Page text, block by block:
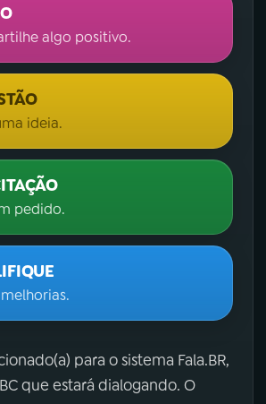
algo positivo.
ideia.
pedido.
para o sistema Fala.BR,
que estará dialogando. O